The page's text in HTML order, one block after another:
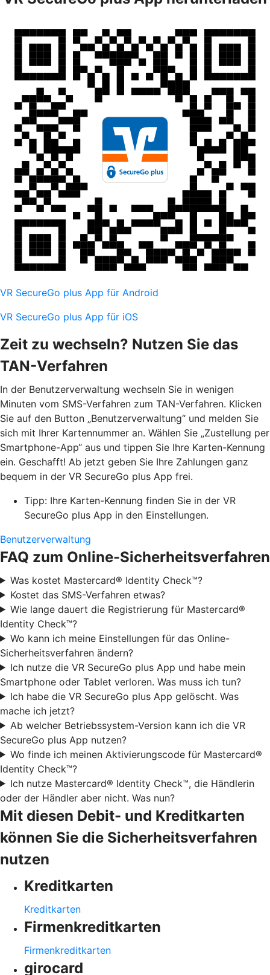
VR SecureGo plus App für Android
VR SecureGo plus App für iOS
Zeit zu wechseln? Nutzen Sie das
TAN-Verfahren
In der Benutzerverwaltung wechseln Sie in wenigen
Minuten vom SMS-Verfahren zum TAN-Verfahren. Klicken
Sie auf den Button „Benutzerverwaltung“ und melden Sie
sich mit Ihrer Kartennummer an. Wählen Sie „Zustellung per
Smartphone-App“ aus und tippen Sie Ihre Karten-Kennung
ein. Geschafft! Ab jetzt geben Sie Ihre Zahlungen ganz
bequem in der VR SecureGo plus App frei.
Tipp: Ihre Karten-Kennung finden Sie in der VR
SecureGo plus App in den Einstellungen.
Benutzerverwaltung
FAQ zum Online-Sicherheitsverfahren
Was kostet Mastercard® Identity Check™?
Kostet das SMS-Verfahren etwas?
Wie lange dauert die Registrierung für Mastercard®
Identity Check™?
Wo kann ich meine Einstellungen für das Online-
Sicherheitsverfahren ändern?
Ich nutze die VR SecureGo plus App und habe mein
Smartphone oder Tablet verloren. Was muss ich tun?
Ich habe die VR SecureGo plus App gelöscht. Was
mache ich jetzt?
Ab welcher Betriebssystem-Version kann ich die VR
SecureGo plus App nutzen?
Wo finde ich meinen Aktivierungscode für Mastercard®
Identity Check™?
Ich nutze Mastercard® Identity Check™, die Händlerin
oder der Händler aber nicht. Was nun?
Mit diesen Debit- und Kreditkarten
können Sie die Sicherheitsverfahren
nutzen
Kreditkarten
Kreditkarten
Firmenkreditkarten
Firmenkreditkarten
girocard